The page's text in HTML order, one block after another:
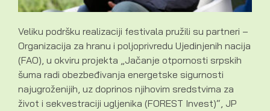
Veliku podršku realizaciji festivala pružili su partneri –
Organizacija za hranu i poljoprivredu Ujedinjenih nacija
(FAO), u okviru projekta „Jačanje otpornosti srpskih
šuma radi obezbeđivanja energetske sigurnosti
najugroženijih, uz doprinos njihovim sredstvima za
život i sekvestraciji ugljenika (FOREST Invest)“, JP